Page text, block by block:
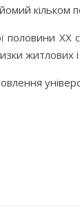
кільком
половини ХХ
житлових